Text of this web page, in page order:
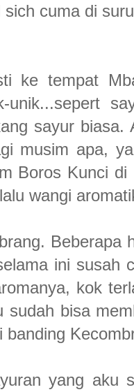
cuma di
ke tempat
unik...sepert
sayur biasa.
musim apa,
Boros Kunci
wangi
Beberapa
ini susah
kok
sudah bisa
banding
yang aku